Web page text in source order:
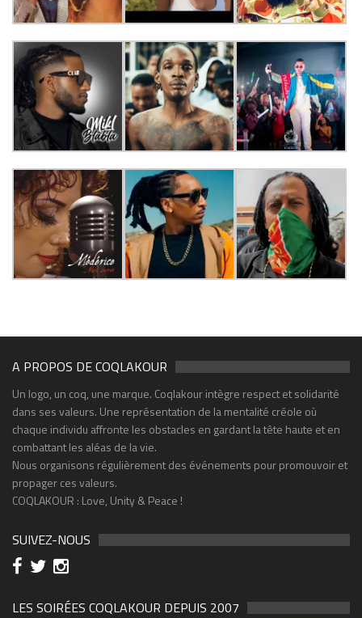
A PROPOS DE COQLAKOUR
Un logo, un coq, une marque. Coqlakour intègre respect et solidarité
dans ses valeurs. Une représentation de la mentalité créole où
chaque individu affronte les obstacles en gardant la tête haute et en
combattant les aléas de la vie.
Nous organisons régulièrement des événements pour promouvoir et
propager ces valeurs.
COQLAKOUR : Love, Unity & Peace !
SUIVEZ-NOUS
LES SOIRÉES COQLAKOUR DEPUIS 2007